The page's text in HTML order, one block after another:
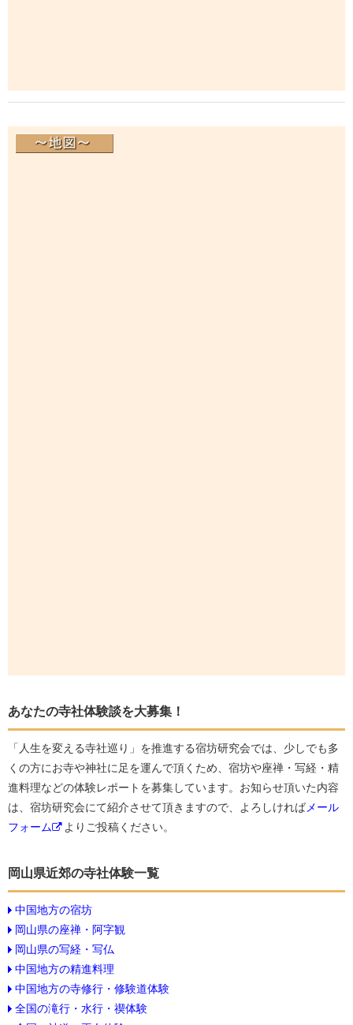
あなたの寺社体験談を大募集！
「人生を変える寺社巡り」を推進する宿坊研究会では、少しでも多
くの方にお寺や神社に足を運んで頂くため、宿坊や座禅・写経・精
進料理などの体験レポートを募集しています。お知らせ頂いた内容
は、宿坊研究会にて紹介させて頂きますので、よろしければメール
フォーム
よりご投稿ください。
岡山県近郊の寺社体験一覧
中国地方の宿坊
岡山県の座禅・阿字観
岡山県の写経・写仏
中国地方の精進料理
中国地方の寺修行・修験道体験
全国の滝行・水行・禊体験